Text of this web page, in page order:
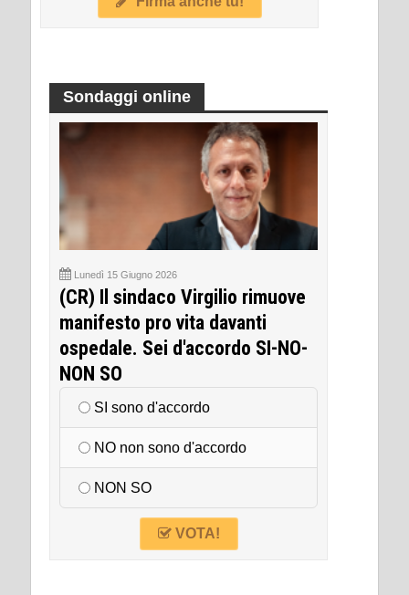
Sondaggi online
Lunedì 15 Giugno 2026
(CR) Il sindaco Virgilio rimuove
manifesto pro vita davanti
ospedale. Sei d'accordo SI-NO-
NON SO
SI sono d'accordo
NO non sono d'accordo
NON SO
VOTA!